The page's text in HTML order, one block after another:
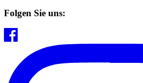
Folgen Sie uns: